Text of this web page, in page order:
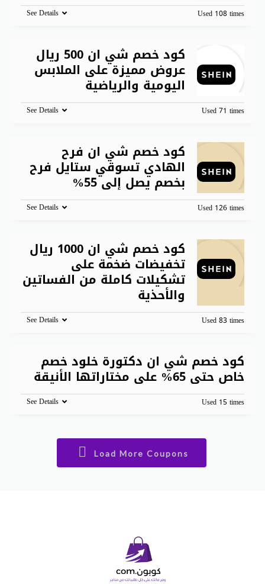
Used 108 times
See Details
كود خصم شي ان 500 ريال
عروض مميزة على الملابس
اليومية والرياضية
Used 71 times
See Details
كود خصم شي ان فرح
الهادي تسوقي ستايل فرح
بخصم يصل إلى 55%
Used 126 times
See Details
كود خصم شي ان 1000 ريال
تخفيضات ضخمة على
تشكيلات كاملة من الفساتين
والأحذية
Used 83 times
See Details
كود خصم شي ان دكتورة خلود خصم
خاص حتى 65% على مختاراتها الأنيقة
Used 15 times
See Details
Load More Coupons